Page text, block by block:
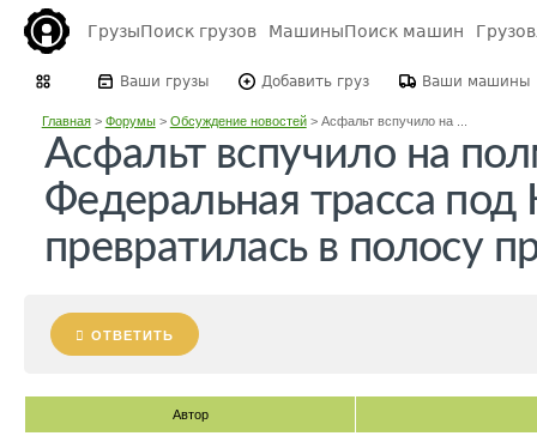
ГрузыПоиск грузов МашиныПоиск машин
Ваши грузы Добавить груз Ваши машины
Главная> Форумы> Обсуждение новостей> Асфальт вспучило на ...
Асфальт вспучило на
Федеральная трасса
превратилась в полосу
ОТВЕТИТЬ
Автор